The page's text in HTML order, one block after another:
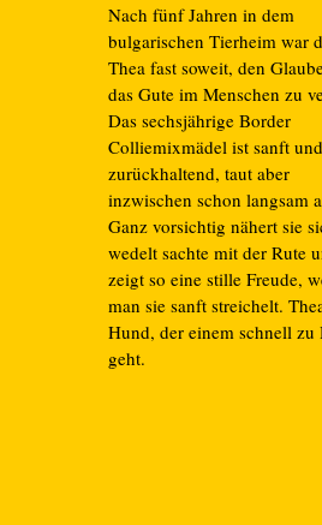
Nach fünf Jahren in dem
bulgarischen Tierheim war
Thea fast soweit, den
das Gute im Menschen zu
Das sechsjährige Border
Colliemixmädel ist sanft und
zurückhaltend, taut aber
inzwischen schon langsam
Ganz vorsichtig nähert sie
wedelt sachte mit der Rute
zeigt so eine stille Freude,
man sie sanft streichelt.
Hund, der einem schnell zu
geht.